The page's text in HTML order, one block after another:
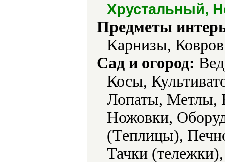
Хрустальный,
Предметы
Карнизы,
Сад и огород:
Косы,
Лопаты, Метлы,
Ножовки,
(Теплицы),
Тачки